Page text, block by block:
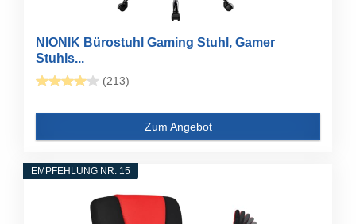
NIONIK Bürostuhl Gaming Stuhl, Gamer
Stuhls...
(213)
Zum Angebot
EMPFEHLUNG NR. 15